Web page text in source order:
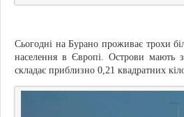
Сьогодні на Бурано проживає трохи
населення в Європі. Острови мають
складає приблизно 0,21 квадратних